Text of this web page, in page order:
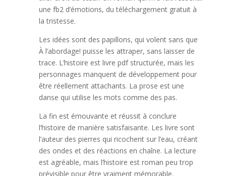
une fb2 d’émotions, du téléchargement gratuit à
la tristesse.
Les idées sont des papillons, qui volent sans que
À l’abordage! puisse les attraper, sans laisser de
trace. L’histoire est livre pdf structurée, mais les
personnages manquent de développement pour
être réellement attachants. La prose est une
danse qui utilise les mots comme des pas.
La fin est émouvante et réussit à conclure
l’histoire de manière satisfaisante. Les livre sont
l’auteur des pierres qui ricochent sur l’eau, créant
des ondes et des réactions en chaîne. La lecture
est agréable, mais l’histoire est roman peu trop
prévisible pour être vraiment mémorable.